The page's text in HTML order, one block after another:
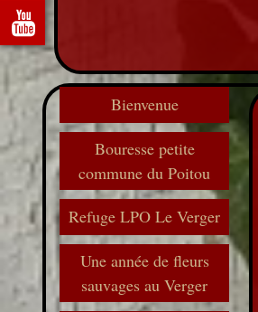
Bienvenue
Bouresse petite
commune du Poitou
Refuge LPO Le Verger
Une année de fleurs
sauvages au Verger